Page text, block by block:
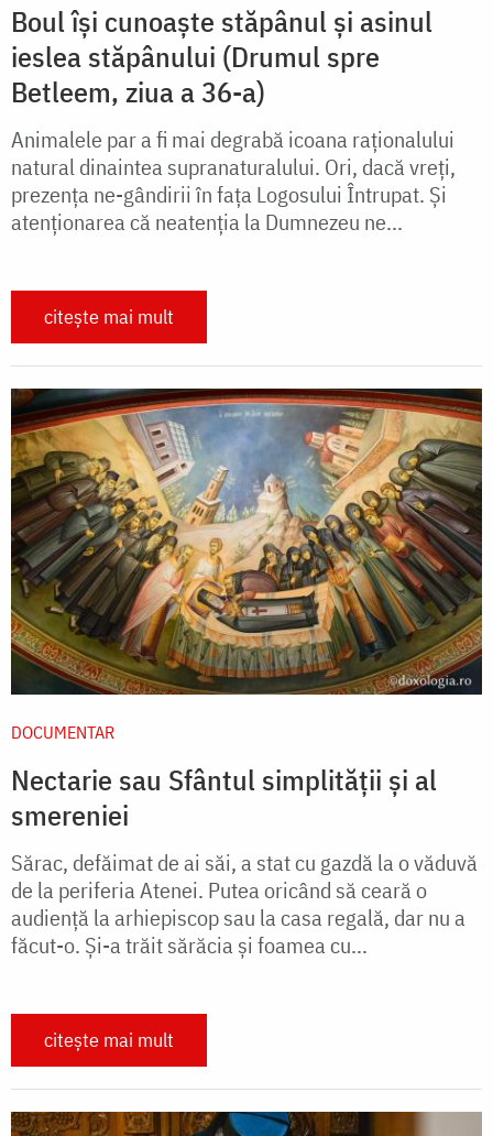
Boul își cunoaște stăpânul și asinul
ieslea stăpânului (Drumul spre
Betleem, ziua a 36-a)
Animalele par a fi mai degrabă icoana raționalului
natural dinaintea supranaturalului. Ori, dacă vreți,
prezența ne-gândirii în fața Logosului Întrupat. Și
atenționarea că neatenția la Dumnezeu ne...
citește mai mult
DOCUMENTAR
Nectarie sau Sfântul simplității și al
smereniei
Sărac, defăimat de ai săi, a stat cu gazdă la o văduvă
de la periferia Atenei. Putea oricând să ceară o
audiență la arhiepiscop sau la casa regală, dar nu a
făcut-o. Și-a trăit sărăcia și foamea cu...
citește mai mult